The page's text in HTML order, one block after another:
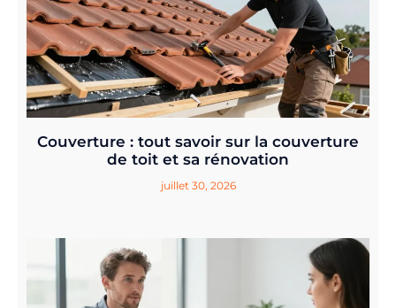
Couverture : tout savoir sur la couverture
de toit et sa rénovation
juillet 30, 2026